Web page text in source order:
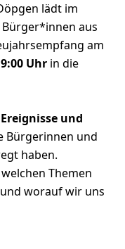
lädt im
Bürger*innen aus
am
Uhr in die
und
Bürgerinnen und
haben.
Themen
worauf wir uns